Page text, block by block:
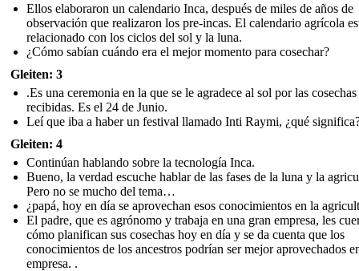
Ellos elaboraron un calendario Inca, después de miles de años de
observación que realizaron los pre-incas. El calendario agrícola
relacionado con los ciclos del sol y la luna.
¿Cómo sabían cuándo era el mejor momento para cosechar?
Gleiten: 3
.Es una ceremonia en la que se le agradece al sol por las cosechas
recibidas. Es el 24 de Junio.
Leí que iba a haber un festival llamado Inti Raymi, ¿qué
Gleiten: 4
Continúan hablando sobre la tecnología Inca.
Bueno, la verdad escuche hablar de las fases de la luna y la
Pero no se mucho del tema…
¿papá, hoy en día se aprovechan esos conocimientos en la
El padre, que es agrónomo y trabaja en una gran empresa, les
cómo planifican sus cosechas hoy en día y se da cuenta que los
conocimientos de los ancestros podrían ser mejor aprovechados
empresa. .